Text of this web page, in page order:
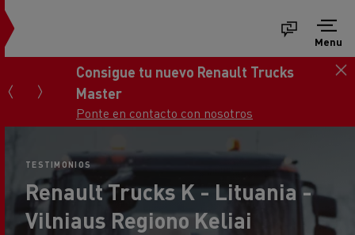
Menu
Consigue tu nuevo Renault Trucks
Master
Ponte en contacto con nosotros
TESTIMONIOS
Renault Trucks K - Lituania -
Vilniaus Regiono Keliai